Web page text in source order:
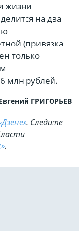
жизни
на два
(привязка
только
млн рублей.
Евгений ГРИГОРЬЕВ
. Cледите
.